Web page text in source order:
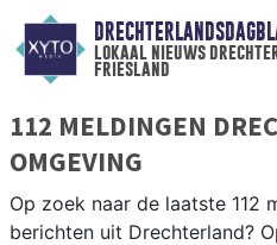
lokaal nieuws
friesland
112 MELDINGEN
OMGEVING
Op zoek naar de laatste 112
berichten uit Drechterland?